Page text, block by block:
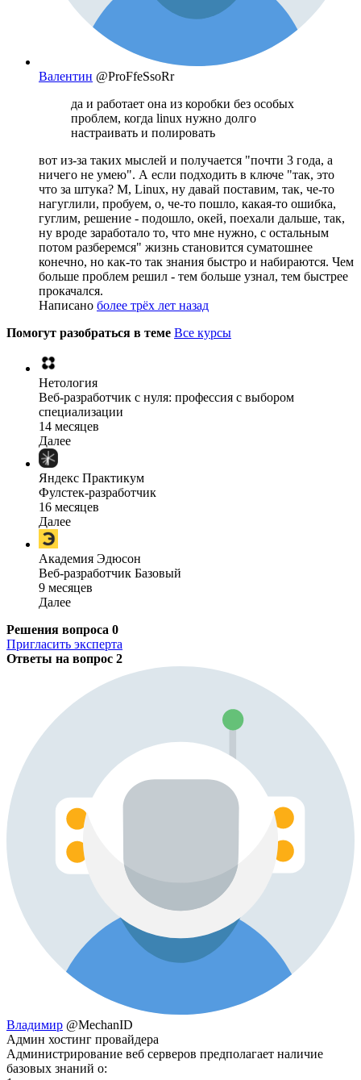
Валентин @ProFfeSsoRr
да и работает она из коробки без особых
проблем, когда linux нужно долго
настраивать и полировать
вот из-за таких мыслей и получается "почти 3 года, а
ничего не умею". А если подходить в ключе "так, это
что за штука? М, Linux, ну давай поставим, так, че-то
нагуглили, пробуем, о, че-то пошло, какая-то ошибка,
гуглим, решение - подошло, окей, поехали дальше, так,
ну вроде заработало то, что мне нужно, с остальным
потом разберемся" жизнь становится суматошнее
конечно, но как-то так знания быстро и набираются. Чем
больше проблем решил - тем больше узнал, тем быстрее
прокачался.
Написано более трёх лет назад
Помогут разобраться в теме Все курсы
Нетология
Веб-разработчик с нуля: профессия с выбором
специализации
14 месяцев
Далее
Яндекс Практикум
Фулстек-разработчик
16 месяцев
Далее
Академия Эдюсон
Веб-разработчик Базовый
9 месяцев
Далее
Решения вопроса 0
Пригласить эксперта
Ответы на вопрос 2
Владимир @MechanID
Админ хостинг провайдера
Администрирование веб серверов предполагает наличие
базовых знаний о: